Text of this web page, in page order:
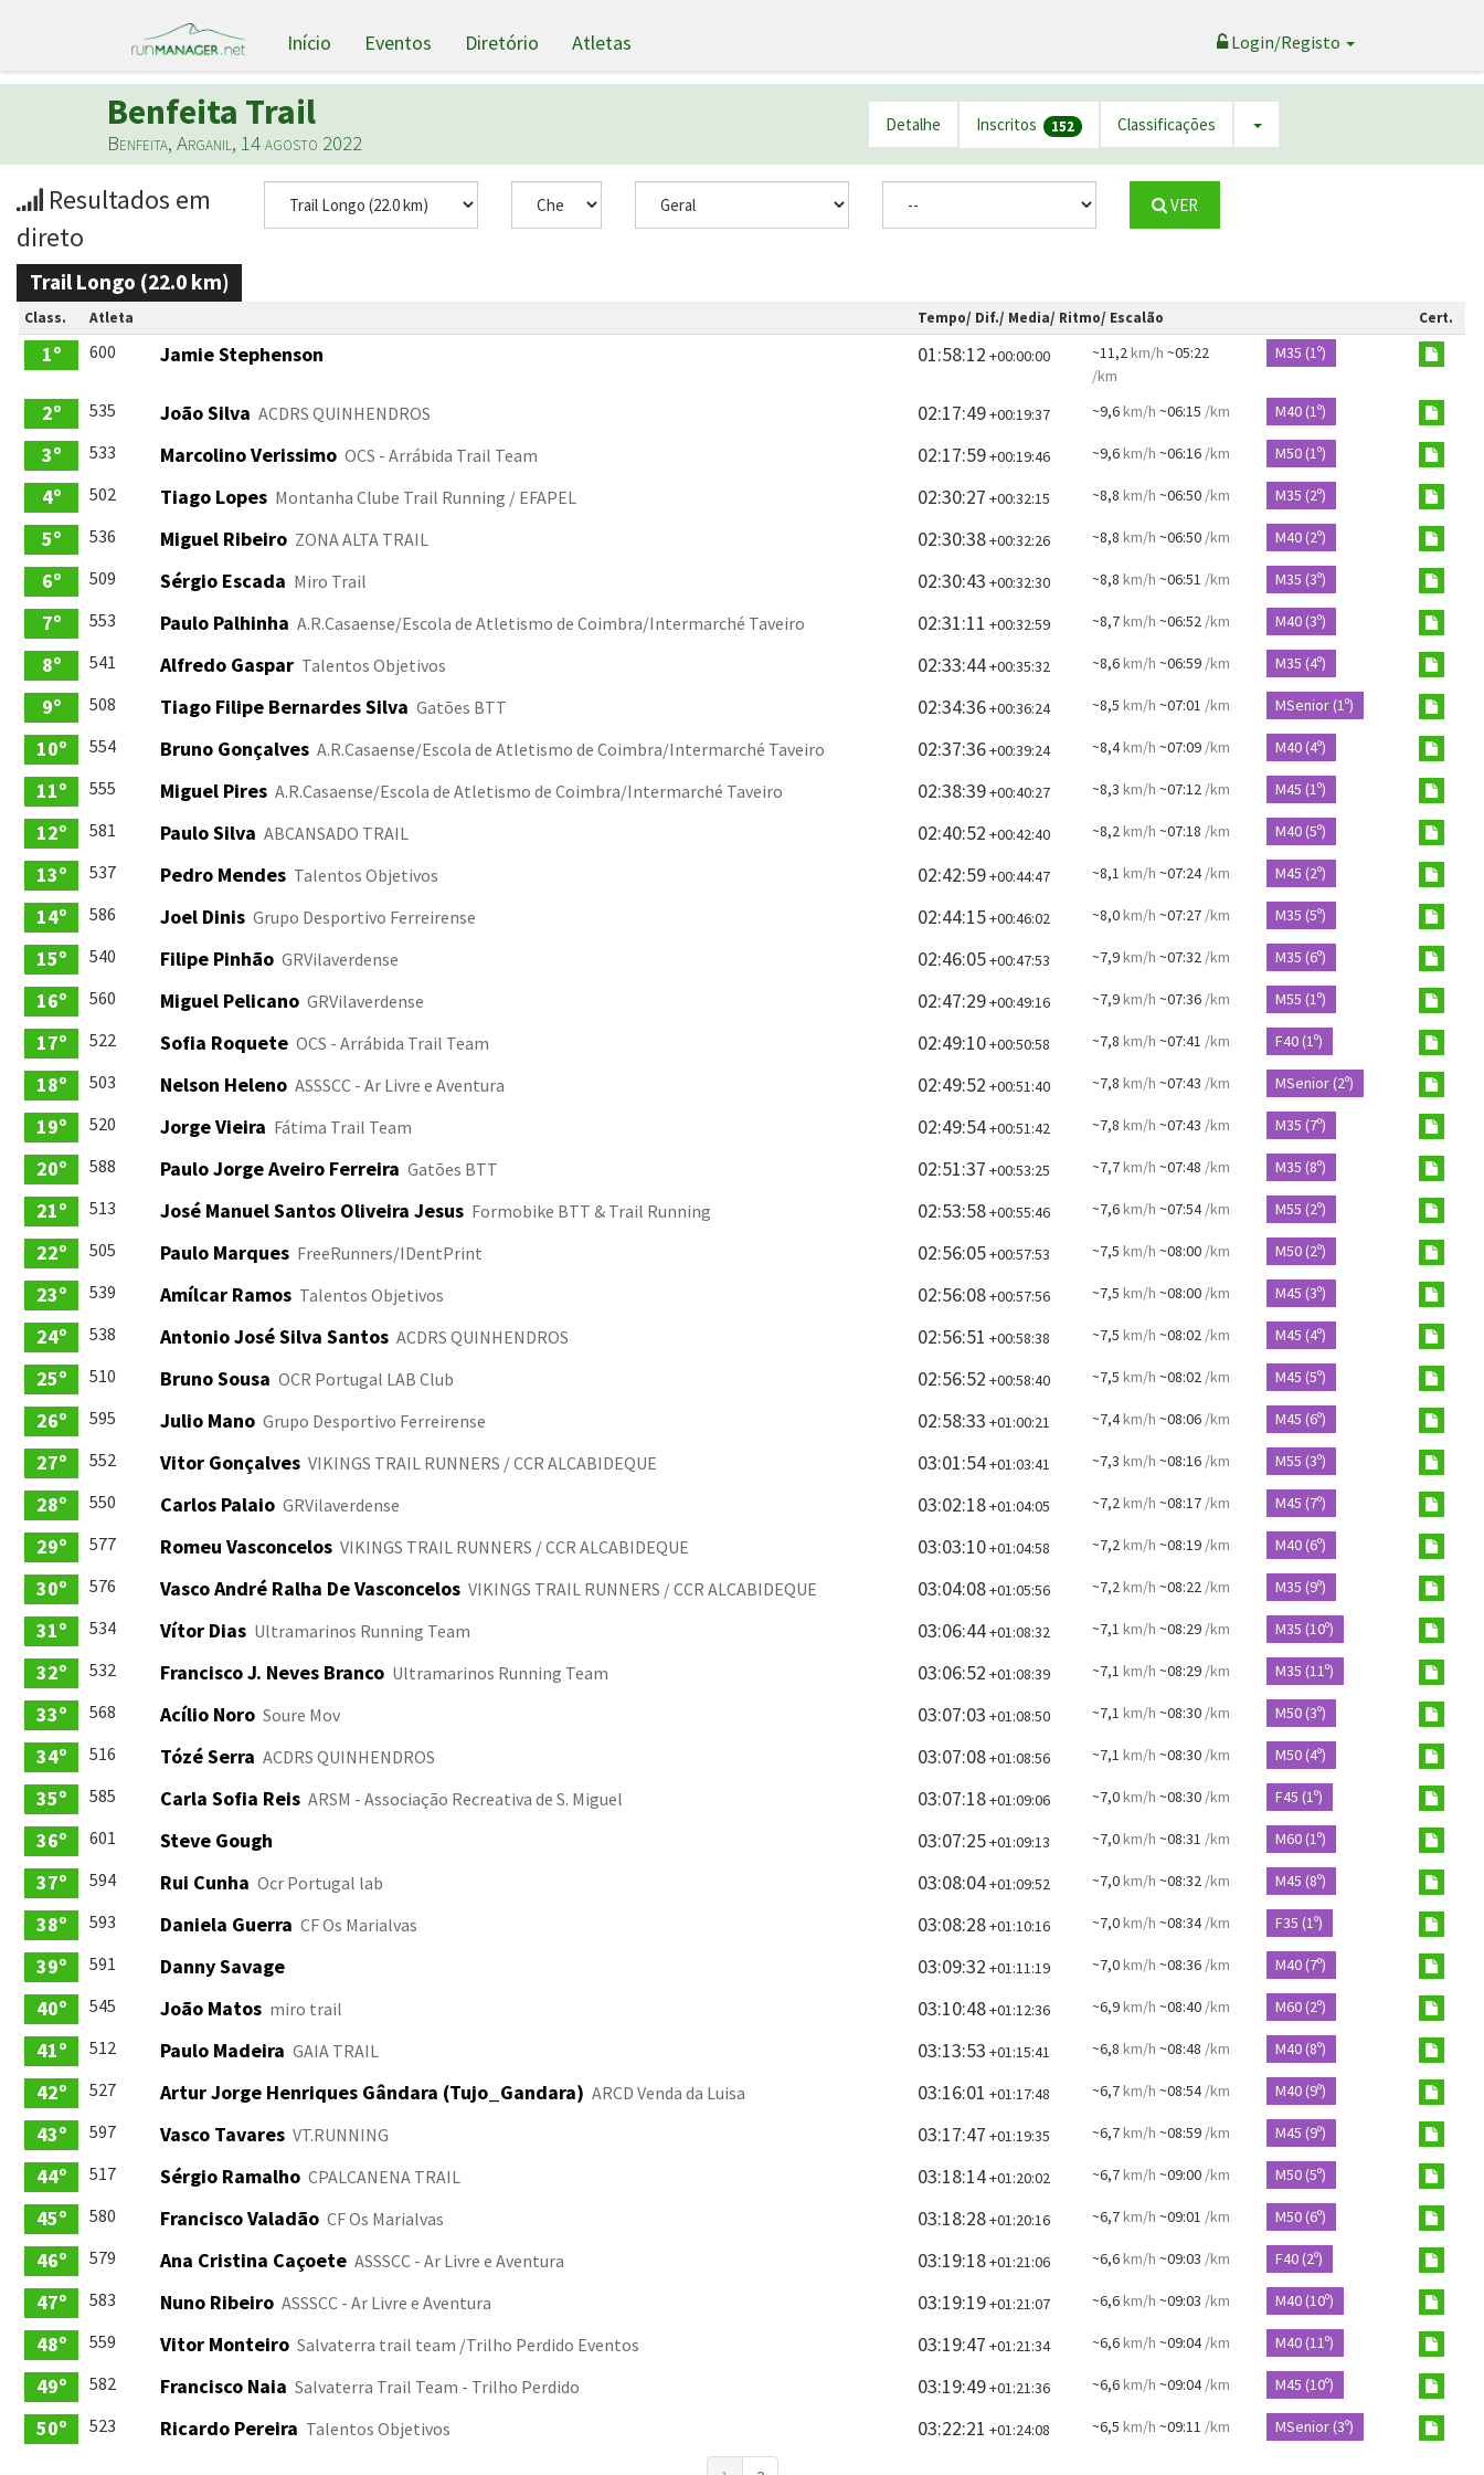
Início Eventos Diretório Atletas Login/Registo
Benfeita Trail
Benfeita, Arganil, 14 agosto 2022
Detalhe Inscritos 152 Classificações
Resultados em
direto
VER
Trail Longo (22.0 km)
Class. Atleta Tempo/ Dif./ Media/ Ritmo/ Escalão Cert.
1º 600 Jamie Stephenson 01:58:12 +00:00:00 ~11,2km/h ~05:22
/km
M35 (1º)
2º 535 João Silva ACDRS QUINHENDROS 02:17:49+00:19:37 ~9,6km/h ~06:15 /km M40 (1º)
3º 533 Marcolino Verissimo OCS - Arrábida Trail Team 02:17:59+00:19:46 ~9,6km/h ~06:16 /km M50 (1º)
4º 502 Tiago Lopes Montanha Clube Trail Running / EFAPEL 02:30:27 +00:32:15 ~8,8 km/h ~06:50 /km M35 (2º)
5º 536 Miguel Ribeiro ZONA ALTA TRAIL 02:30:38+00:32:26 ~8,8 km/h ~06:50 /km M40 (2º)
6º 509 Sérgio Escada Miro Trail 02:30:43 +00:32:30 ~8,8 km/h ~06:51 /km M35 (3º)
7º 553 Paulo Palhinha A.R.Casaense/Escola de Atletismo de Coimbra/Intermarché Taveiro 02:31:11 +00:32:59 ~8,7km/h ~06:52 /km M40 (3º)
8º 541 Alfredo Gaspar Talentos Objetivos 02:33:44+00:35:32 ~8,6km/h ~06:59 /km M35 (4º)
9º 508 Tiago Filipe Bernardes Silva Gatões BTT 02:34:36+00:36:24 ~8,5 km/h ~07:01 /km MSenior (1º)
10º 554 Bruno Gonçalves A.R.Casaense/Escola de Atletismo de Coimbra/Intermarché Taveiro 02:37:36+00:39:24 ~8,4km/h ~07:09 /km M40 (4º)
11º 555 Miguel Pires A.R.Casaense/Escola de Atletismo de Coimbra/Intermarché Taveiro 02:38:39+00:40:27 ~8,3 km/h ~07:12 /km M45 (1º)
12º 581 Paulo Silva ABCANSADO TRAIL 02:40:52 +00:42:40 ~8,2km/h ~07:18 /km M40 (5º)
13º 537 Pedro Mendes Talentos Objetivos 02:42:59+00:44:47 ~8,1 km/h ~07:24/km M45 (2º)
14º 586 Joel Dinis Grupo Desportivo Ferreirense 02:44:15+00:46:02 ~8,0km/h ~07:27 /km M35 (5º)
15º 540 Filipe Pinhão GRVilaverdense 02:46:05+00:47:53 ~7,9km/h ~07:32 /km M35 (6º)
16º 560 Miguel Pelicano GRVilaverdense 02:47:29+00:49:16 ~7,9km/h ~07:36 /km M55 (1º)
17º 522 Sofia Roquete OCS - Arrábida Trail Team 02:49:10+00:50:58 ~7,8 km/h ~07:41 /km F40 (1º)
18º 503 Nelson Heleno ASSSCC - Ar Livre e Aventura 02:49:52 +00:51:40 ~7,8 km/h ~07:43 /km MSenior (2º)
19º 520 Jorge Vieira Fátima Trail Team 02:49:54+00:51:42 ~7,8 km/h ~07:43 /km M35 (7º)
20º 588 Paulo Jorge Aveiro Ferreira Gatões BTT 02:51:37 +00:53:25 ~7,7km/h ~07:48 /km M35 (8º)
21º 513 José Manuel Santos Oliveira Jesus Formobike BTT & Trail Running 02:53:58+00:55:46 ~7,6km/h ~07:54/km M55 (2º)
22º 505 Paulo Marques FreeRunners/IDentPrint 02:56:05+00:57:53 ~7,5 km/h ~08:00 /km M50 (2º)
23º 539 Amílcar Ramos Talentos Objetivos 02:56:08+00:57:56 ~7,5 km/h ~08:00 /km M45 (3º)
24º 538 Antonio José Silva Santos ACDRS QUINHENDROS 02:56:51 +00:58:38 ~7,5 km/h ~08:02 /km M45 (4º)
25º 510 Bruno Sousa OCR Portugal LAB Club 02:56:52 +00:58:40 ~7,5 km/h ~08:02 /km M45 (5º)
26º 595 Julio Mano Grupo Desportivo Ferreirense 02:58:33 +01:00:21 ~7,4km/h ~08:06 /km M45 (6º)
27º 552 Vitor Gonçalves VIKINGS TRAIL RUNNERS / CCR ALCABIDEQUE 03:01:54+01:03:41 ~7,3 km/h ~08:16 /km M55 (3º)
28º 550 Carlos Palaio GRVilaverdense 03:02:18+01:04:05 ~7,2km/h ~08:17 /km M45 (7º)
29º 577 Romeu Vasconcelos VIKINGS TRAIL RUNNERS / CCR ALCABIDEQUE 03:03:10+01:04:58 ~7,2km/h ~08:19 /km M40 (6º)
30º 576 Vasco André Ralha De Vasconcelos VIKINGS TRAIL RUNNERS / CCR ALCABIDEQUE 03:04:08+01:05:56 ~7,2km/h ~08:22 /km M35 (9º)
31º 534 Vítor Dias Ultramarinos Running Team 03:06:44+01:08:32 ~7,1 km/h ~08:29 /km M35 (10º)
32º 532 Francisco J. Neves Branco Ultramarinos Running Team 03:06:52 +01:08:39 ~7,1 km/h ~08:29 /km M35 (11º)
33º 568 Acílio Noro Soure Mov 03:07:03 +01:08:50 ~7,1 km/h ~08:30 /km M50 (3º)
34º 516 Tózé Serra ACDRS QUINHENDROS 03:07:08+01:08:56 ~7,1 km/h ~08:30 /km M50 (4º)
35º 585 Carla Sofia Reis ARSM - Associação Recreativa de S. Miguel 03:07:18+01:09:06 ~7,0km/h ~08:30 /km F45 (1º)
36º 601 Steve Gough 03:07:25+01:09:13 ~7,0km/h ~08:31 /km M60 (1º)
37º 594 Rui Cunha Ocr Portugal lab 03:08:04+01:09:52 ~7,0km/h ~08:32 /km M45 (8º)
38º 593 Daniela Guerra CF Os Marialvas 03:08:28+01:10:16 ~7,0km/h ~08:34/km F35 (1º)
39º 591 Danny Savage 03:09:32 +01:11:19 ~7,0km/h ~08:36 /km M40 (7º)
40º 545 João Matos miro trail 03:10:48+01:12:36 ~6,9km/h ~08:40 /km M60 (2º)
41º 512 Paulo Madeira GAIA TRAIL 03:13:53 +01:15:41 ~6,8 km/h ~08:48 /km M40 (8º)
42º 527 Artur Jorge Henriques Gândara (Tujo_Gandara) ARCD Venda da Luisa 03:16:01 +01:17:48 ~6,7km/h ~08:54/km M40 (9º)
43º 597 Vasco Tavares VT.RUNNING 03:17:47 +01:19:35 ~6,7km/h ~08:59 /km M45 (9º)
44º 517 Sérgio Ramalho CPALCANENA TRAIL 03:18:14+01:20:02 ~6,7km/h ~09:00 /km M50 (5º)
45º 580 Francisco Valadão CF Os Marialvas 03:18:28+01:20:16 ~6,7km/h ~09:01 /km M50 (6º)
46º 579 Ana Cristina Caçoete ASSSCC - Ar Livre e Aventura 03:19:18+01:21:06 ~6,6km/h ~09:03 /km F40 (2º)
47º 583 Nuno Ribeiro ASSSCC - Ar Livre e Aventura 03:19:19+01:21:07 ~6,6km/h ~09:03 /km M40 (10º)
48º 559 Vitor Monteiro Salvaterra trail team /Trilho Perdido Eventos 03:19:47 +01:21:34 ~6,6km/h ~09:04/km M40 (11º)
49º 582 Francisco Naia Salvaterra Trail Team - Trilho Perdido 03:19:49+01:21:36 ~6,6km/h ~09:04/km M45 (10º)
50º 523 Ricardo Pereira Talentos Objetivos 03:22:21 +01:24:08 ~6,5 km/h ~09:11 /km MSenior (3º)